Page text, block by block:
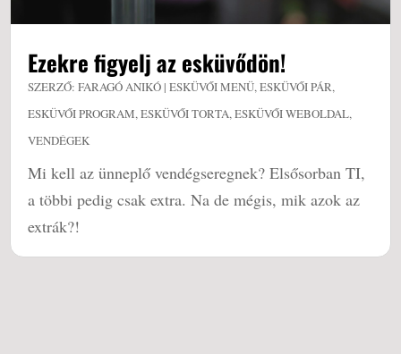
Ezekre figyelj az esküvődön!
SZERZŐ:FARAGÓ ANIKÓ |ESKÜVŐI MENÜ,ESKÜVŐI PÁR,
ESKÜVŐI PROGRAM,ESKÜVŐI TORTA,ESKÜVŐI WEBOLDAL,
VENDÉGEK
Mi kell az ünneplő vendégseregnek? Elsősorban TI,
a többi pedig csak extra. Na de mégis, mik azok az
extrák?!